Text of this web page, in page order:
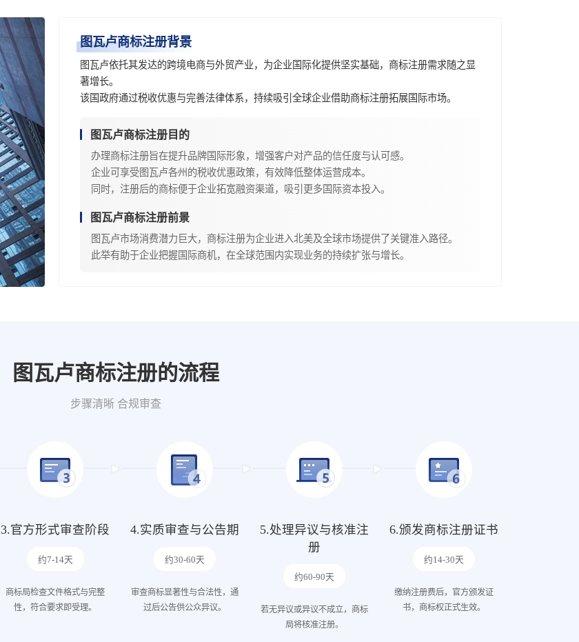
图瓦卢商标注册背景
图瓦卢依托其发达的跨境电商与外贸产业，为企业国际化提供坚实基础，商标注册需求随之显
著增长。
该国政府通过税收优惠与完善法律体系，持续吸引全球企业借助商标注册拓展国际市场。
图瓦卢商标注册目的
办理商标注册旨在提升品牌国际形象，增强客户对产品的信任度与认可感。
企业可享受图瓦卢各州的税收优惠政策，有效降低整体运营成本。
同时，注册后的商标便于企业拓宽融资渠道，吸引更多国际资本投入。
图瓦卢商标注册前景
图瓦卢市场消费潜力巨大，商标注册为企业进入北美及全球市场提供了关键准入路径。
此举有助于企业把握国际商机，在全球范围内实现业务的持续扩张与增长。
图瓦卢商标注册的流程
步骤清晰 合规审查
3.官方形式审查阶段
约7-14天
商标局检查文件格式与完整
性，符合要求即受理。
4.实质审查与公告期
约30-60天
审查商标显著性与合法性，通
过后公告供公众异议。
5.处理异议与核准注
册
约60-90天
若无异议或异议不成立，商标
局将核准注册。
6.颁发商标注册证书
约14-30天
缴纳注册费后，官方颁发证
书，商标权正式生效。